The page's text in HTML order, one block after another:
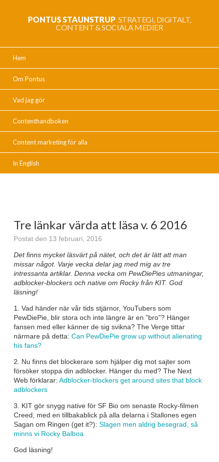
PONTUS STAUNSTRUP STRATEGI, DIGITALT,
CONTENT & SOCIALA MEDIER
Hem
Om Pontus
Vad jag gör
Contenthandboken
Content marketing för alla
In English
Tre länkar värda att läsa v. 6 2016
Postat den 13 februari, 2016
Det finns mycket läsvärt på nätet, och det är lätt att man
missar något. Varje vecka delar jag med mig av tre
intressanta artiklar. Denna vecka om PewDiePies utmaningar,
adblocker-blockers och native om Rocky från KIT. God
läsning!
1. Vad händer när vår tids stjärnor, YouTubers som
PewDiePie, blir stora och inte längre är en ”bro”? Hänger
fansen med eller känner de sig svikna? The Verge tittar
närmare på detta: Can PewDiePie grow up without alienating
his fans?
2. Nu finns det blockerare som hjälper dig mot sajter som
försöker stoppa din adblocker. Hänger du med? The Next
Web förklarar: Adblocker-blockers get around sites that block
adblockers
3. KIT gör snygg native för SF Bio om senaste Rocky-filmen
Creed, med en tillbakablick på alla delarna i Stallones egen
Sagan om Ringen (get it?): Slagen men aldrig besegrad, så
minns vi Rocky Balboa
God läsning!